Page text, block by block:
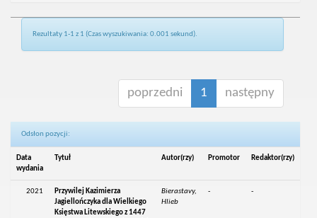
Rezultaty 1-1 z 1 (Czas wyszukiwania: 0.001 sekund).
poprzedni 1 następny
Odsłon pozycji:
Data
wydania
Tytuł Autor(rzy) Promotor Redaktor(rzy)
2021
Przywilej Kazimierza
Jagiellończyka dla Wielkiego
Księstwa Litewskiego z 1447
Bierastavy,
Hlieb
- -